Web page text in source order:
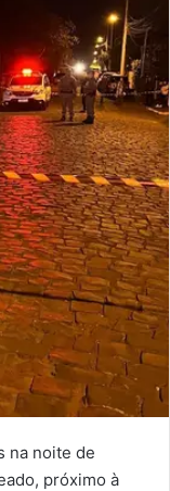
na noite de
próximo à